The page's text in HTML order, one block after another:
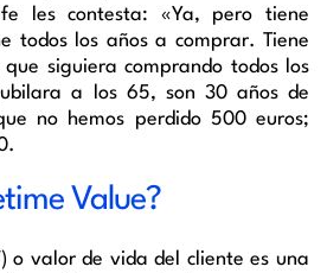
les contesta: «Ya, pero tiene
todos los años a comprar. Tiene
siguiera comprando todos los
a los 65, son 30 años de
no hemos perdido 500 euros;
Value?
o valor de vida del cliente es una